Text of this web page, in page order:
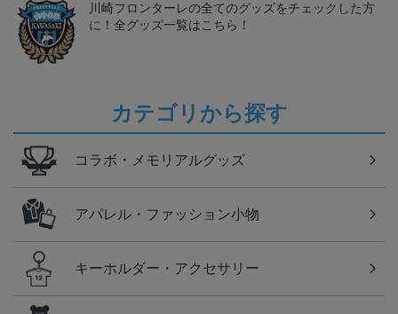
川崎フロンターレの全てのグッズをチェックした方
に！全グッズ一覧はこちら！
カテゴリから探す
コラボ・メモリアルグッズ
アパレル・ファッション小物
キーホルダー・アクセサリー